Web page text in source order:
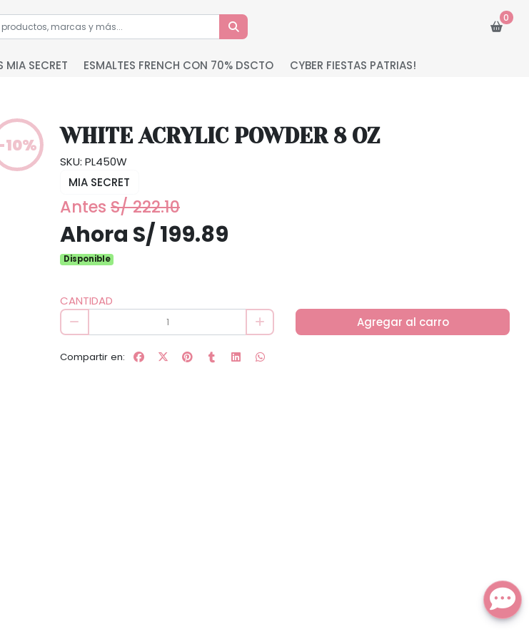
0
MIA SECRET ESMALTES FRENCH CON 70% DSCTO CYBER FIESTAS PATRIAS!
WHITE ACRYLIC POWDER 8 OZ
SKU: PL450W
MIA SECRET
Antes S/ 222.10
Ahora S/ 199.89
Disponible
CANTIDAD
Agregar al carro
Compartir en: